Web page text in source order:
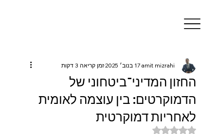
החזון המדיני־ביטחוני של
הדמוקרטים: בין עוצמה לאומית
לאחריות דמוקרטית
amit mizrahi17 בנוב׳ 2025 זמן קריאה 3 דקות
דירוג של NaN מתוך 5 כוכבים